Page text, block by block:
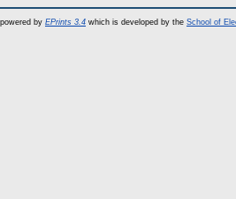
by EPrints 3.4 which is developed by the School of